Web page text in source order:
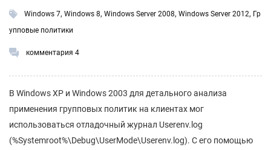
Windows 7, Windows 8, Windows Server 2008, Windows Server 2012, Гр
упповые политики
комментария 4
В Windows XP и Windows 2003 для детального анализа
применения групповых политик на клиентах мог
использоваться отладочный журнал Userenv.log
(%Systemroot%\Debug\UserMode\Userenv.log). С его помощью